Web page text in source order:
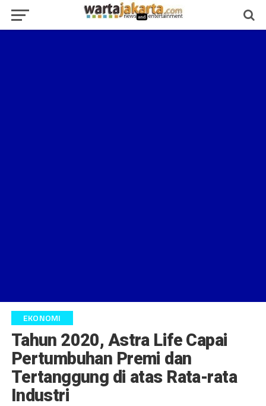
EKONOMI
Tahun 2020, Astra Life Capai
Pertumbuhan Premi dan
Tertanggung di atas Rata-rata
Industri